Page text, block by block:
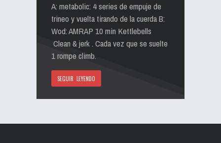
A: metabolic: 4 series de empuje de
trineo y vuelta tirando de la cuerda B:
Wod: AMRAP 10 min Kettlebells
Clean & jerk . Cada vez que se suelte
1 rompe climb.
SEGUIR LEYENDO